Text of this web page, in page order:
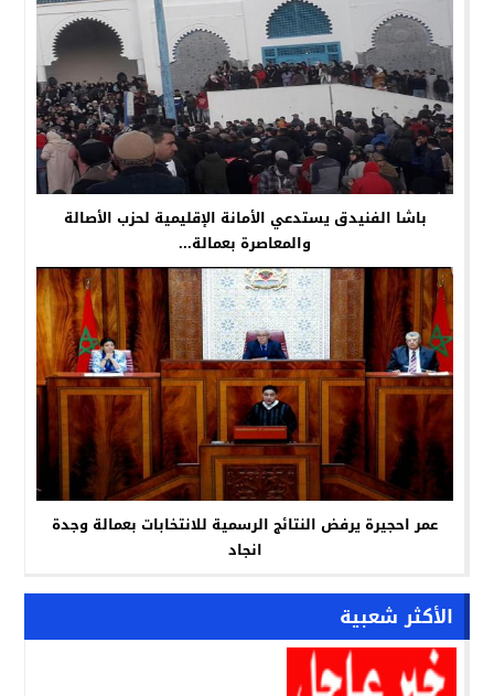
باشا الفنيدق يستدعي الأمانة الإقليمية لحزب الأصالة
والمعاصرة بعمالة...
عمر احجيرة يرفض النتائج الرسمية للانتخابات بعمالة وجدة
انجاد
الأكثر شعبية